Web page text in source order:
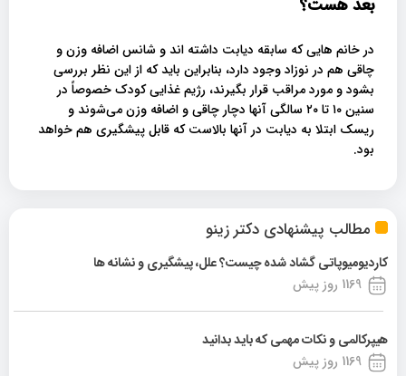
مطالب پیشنهادی دکتر زینو
کاردیومیوپاتی گشاد شده چیست؟ علل، پیشگیری و نشانه ها
1169 روز پیش
هیپرکالمی و نکات مهمی که باید بدانید
1169 روز پیش
بعد هست؟
در خانم هایی که سابقه دیابت داشته اند و شانس اضافه وزن و
چاقی هم در نوزاد وجود دارد، بنابراین باید که از این نظر بررسی
بشود و مورد مراقب قرار بگیرند، رژیم غذایی کودک خصوصاً در
سنین ۱۰ تا ۲۰ سالگی آنها دچار چاقی و اضافه وزن می‌شوند و
ریسک ابتلا به دیابت در آنها بالاست که قابل پیشگیری هم خواهد
بود.